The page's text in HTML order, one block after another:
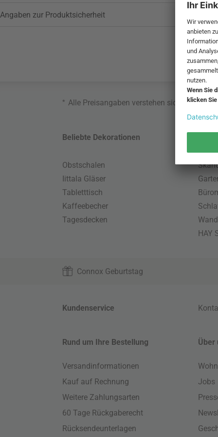
Angaben zur Produktsicherheit
* Alle Preisangaben verstehen sich inklusive
Beliebte Dekorationen
Obstschalen
Iittala Gläser
Tabletttisch
Kaffeebecher
Tagesdecken
HAY
Connox Geburtstag
Kundenservice
Rund um Ihre Bestellung
Versandinformationen
Kauf auf Rechnung
Weitere Zahlungsarten
60 Tage Rückgaberecht
Rücksendeunterlagen
Über
Jobs